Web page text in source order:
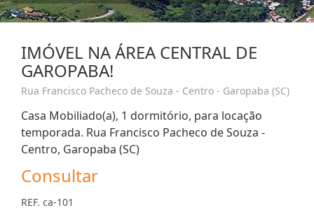
IMÓVEL NA ÁREA CENTRAL DE
GAROPABA!
Rua Francisco Pacheco de Souza - Centro - Garopaba (SC)
Casa Mobiliado(a), 1 dormitório, para locação
temporada. Rua Francisco Pacheco de Souza -
Centro, Garopaba (SC)
Consultar
REF. ca-101